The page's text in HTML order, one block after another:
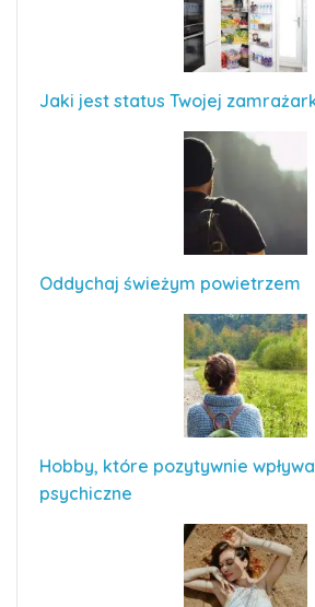
Jaki jest status Twojej
Oddychaj świeżym powietrzem
Hobby, które pozytywnie
psychiczne